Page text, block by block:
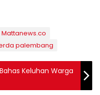
Mattanews.co
palembang
Keluhan Warga